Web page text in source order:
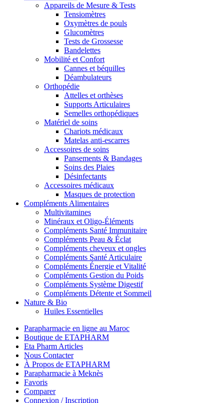
Appareils de Mesure & Tests
Tensiomètres
Oxymètres de pouls
Glucomètres
Tests de Grossesse
Bandelettes
Mobilité et Confort
Cannes et béquilles
Déambulateurs
Orthopédie
Attelles et orthèses
Supports Articulaires
Semelles orthopédiques
Matériel de soins
Chariots médicaux
Matelas anti-escarres
Accessoires de soins
Pansements & Bandages
Soins des Plaies
Désinfectants
Accessoires médicaux
Masques de protection
Compléments Alimentaires
Multivitamines
Minéraux et Oligo-Éléments
Compléments Santé Immunitaire
Compléments Peau & Éclat
Compléments cheveux et ongles
Compléments Santé Articulaire
Compléments Énergie et Vitalité
Compléments Gestion du Poids
Compléments Système Digestif
Compléments Détente et Sommeil
Nature & Bio
Huiles Essentielles
Parapharmacie en ligne au Maroc
Boutique de ETAPHARM
Eta Pharm Articles
Nous Contacter
À Propos de ETAPHARM
Parapharmacie à Meknès
Favoris
Comparer
Connexion / Inscription